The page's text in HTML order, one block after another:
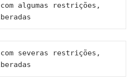
algumas restrições,
com severas restrições,